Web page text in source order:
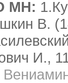
МН:
В.
И.,